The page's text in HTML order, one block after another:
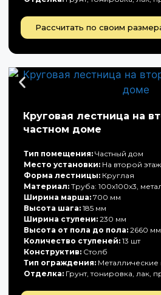
Рассчитать по своим
Круговая лестница на
частном доме
Тип помещения: Частный дом
Место установки: На второй этаж
Форма лестницы: Круглая
Материал: Труба: 100х100х3,
Ширина марша: 700 мм
Высота шага: 185 мм
Ширина ступени: 230 мм
Высота от пола до пола: 2660 мм
Количество ступеней: 13 шт
Конструктив: Столб
Тип ограждения:
Отделка: Грунт, тонировка, лак,